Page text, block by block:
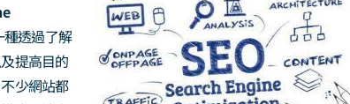
透過了解
提高目的
少網站都